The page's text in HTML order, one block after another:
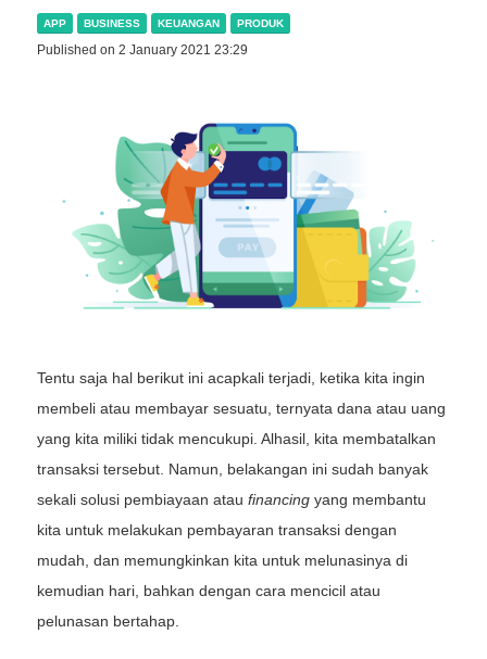
APP BUSINESS KEUANGAN PRODUK
Published on 2 January 2021 23:29
Tentu saja hal berikut ini acapkali terjadi, ketika kita ingin
membeli atau membayar sesuatu, ternyata dana atau uang
yang kita miliki tidak mencukupi. Alhasil, kita membatalkan
transaksi tersebut. Namun, belakangan ini sudah banyak
sekali solusi pembiayaan atau financing yang membantu
kita untuk melakukan pembayaran transaksi dengan
mudah, dan memungkinkan kita untuk melunasinya di
kemudian hari, bahkan dengan cara mencicil atau
pelunasan bertahap.